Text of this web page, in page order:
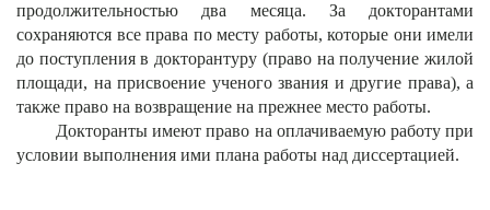
продолжительностью два месяца. За докторантами
сохраняются все права по месту работы, которые они имели
до поступления в докторантуру (право на получение жилой
площади, на присвоение ученого звания и другие права), а
также право на возвращение на прежнее место работы.
Докторанты имеют право на оплачиваемую работу при
условии выполнения ими плана работы над диссертацией.